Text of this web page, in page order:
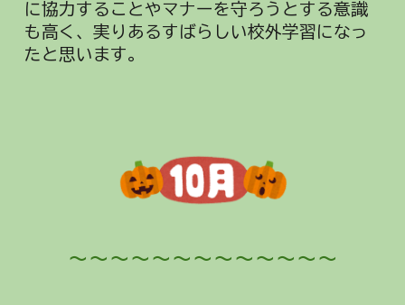
に協力することやマナーを守ろうとする意識
も高く、実りあるすばらしい校外学習になっ
たと思います。
～～～～～～～～～～～～～